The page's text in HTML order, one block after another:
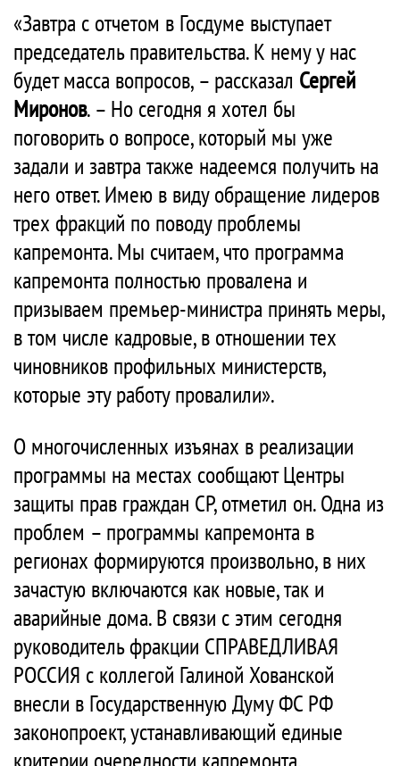
«Завтра с отчетом в Госдуме выступает
председатель правительства. К нему у нас
будет масса вопросов, – рассказал Сергей
Миронов. – Но сегодня я хотел бы
поговорить о вопросе, который мы уже
задали и завтра также надеемся получить на
него ответ. Имею в виду обращение лидеров
трех фракций по поводу проблемы
капремонта. Мы считаем, что программа
капремонта полностью провалена и
призываем премьер-министра принять меры,
в том числе кадровые, в отношении тех
чиновников профильных министерств,
которые эту работу провалили».
О многочисленных изъянах в реализации
программы на местах сообщают Центры
защиты прав граждан СР, отметил он. Одна из
проблем – программы капремонта в
регионах формируются произвольно, в них
зачастую включаются как новые, так и
аварийные дома. В связи с этим сегодня
руководитель фракции СПРАВЕДЛИВАЯ
РОССИЯ с коллегой Галиной Хованской
внесли в Государственную Думу ФС РФ
законопроект, устанавливающий единые